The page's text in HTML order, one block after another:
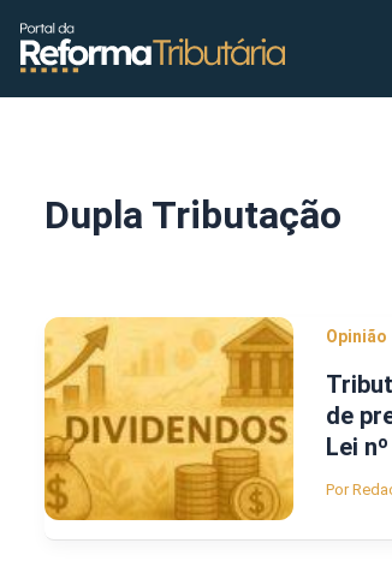
conteúdo
Dupla Tributação
Opinião
de
Lei
Por